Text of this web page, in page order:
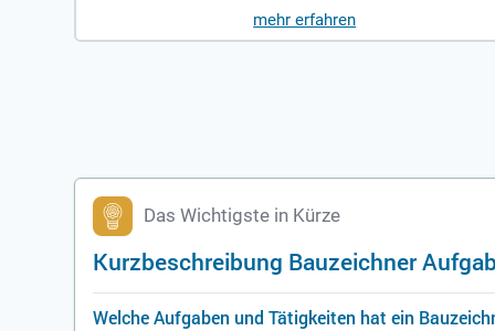
ng und langfristigen
mehr erfahren
Das Wichtigste in Kürze
Kurzbeschreibung Bauzeichner
Welche Aufgaben und Tätigkeiten hat ein